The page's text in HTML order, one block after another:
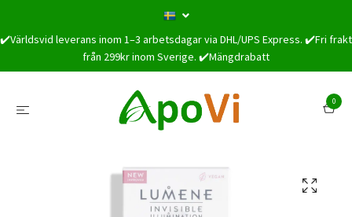
✔️Världsvid leverans inom 1–3 arbetsdagar via DHL/UPS Express. ✔️Fri frakt
från 299kr inom Sverige. ✔️Mängdrabatt
0